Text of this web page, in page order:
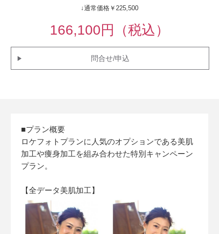
↓通常価格￥225,500
166,100円（税込）
問合せ/申込
■プラン概要
ロケフォトプランに人気のオプションである美肌
加工や痩身加工を組み合わせた特別キャンペーン
プラン。
【全データ美肌加工】